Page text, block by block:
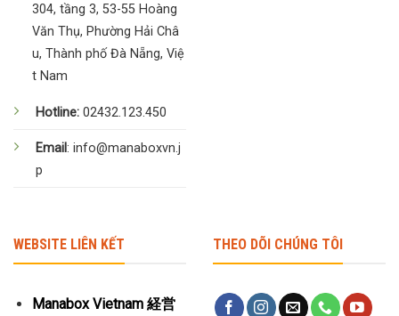
304, tầng 3, 53-55 Hoàng
Văn Thụ, Phường Hải Châ
u, Thành phố Đà Nẵng, Việ
t Nam
Hotline: 02432.123.450
Email: info@manaboxvn.j
p
WEBSITE LIÊN KẾT
Manabox Vietnam 経営
THEO DÕI CHÚNG TÔI